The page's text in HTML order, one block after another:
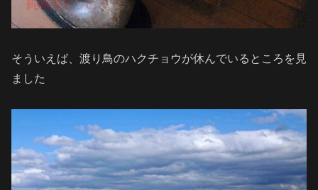
そういえば、渡り鳥のハクチョウが休んでいるところを見
ました